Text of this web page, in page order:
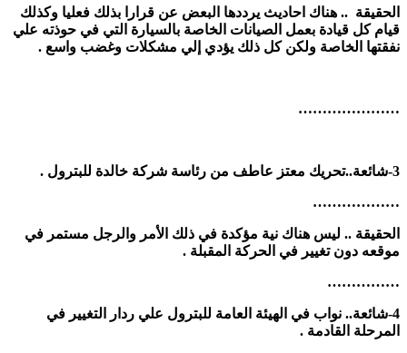
الحقيقة .. هناك احاديث يرددها البعض عن قرارا بذلك فعليا وكذلك
قيام كل قيادة بعمل الصيانات الخاصة بالسيارة التي في حوذته علي
نفقتها الخاصة ولكن كل ذلك يؤدي إلي مشكلات وغضب واسع .
…………………
3-شائعة..تحريك معتز عاطف من رئاسة شركة خالدة للبترول .
………………
الحقيقة .. ليس هناك نية مؤكدة في ذلك الأمر والرجل مستمر في
موقعه دون تغيير في الحركة المقبلة .
……………
4-شائعة.. نواب في الهيئة العامة للبترول علي ردار التغيير في
المرحلة القادمة .